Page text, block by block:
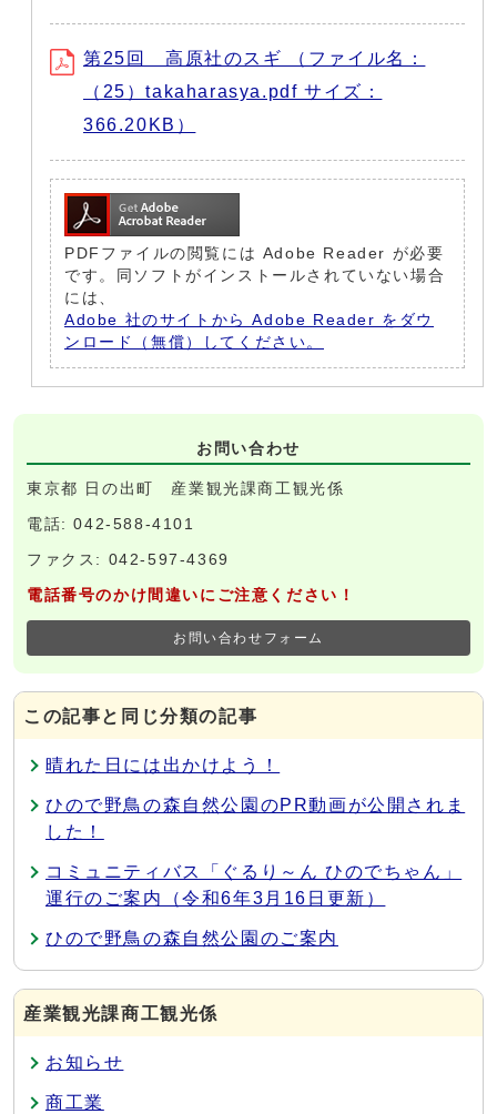
第25回 高原社のスギ （ファイル名：
（25）takaharasya.pdf サイズ：
366.20KB）
PDFファイルの閲覧には Adobe Reader が必要
です。同ソフトがインストールされていない場合
には、
Adobe 社のサイトから Adobe Reader をダウ
ンロード（無償）してください。
お問い合わせ
東京都 日の出町 産業観光課商工観光係
電話: 042-588-4101
ファクス: 042-597-4369
電話番号のかけ間違いにご注意ください！
お問い合わせフォーム
この記事と同じ分類の記事
晴れた日には出かけよう！
ひので野鳥の森自然公園のPR動画が公開されま
した！
コミュニティバス「ぐるり～ん ひのでちゃん」
運行のご案内（令和6年3月16日更新）
ひので野鳥の森自然公園のご案内
産業観光課商工観光係
お知らせ
商工業